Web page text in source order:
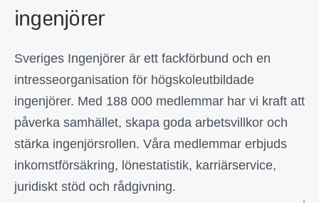
ingenjörer
Sveriges Ingenjörer är ett fackförbund och en
intresseorganisation för högskoleutbildade
ingenjörer. Med 188 000 medlemmar har vi kraft att
påverka samhället, skapa goda arbetsvillkor och
stärka ingenjörsrollen. Våra medlemmar erbjuds
inkomstförsäkring, lönestatistik, karriärservice,
juridiskt stöd och rådgivning.
3 735
Antal förtroendevalda
13 071
Förhandlingsärenden hanterade